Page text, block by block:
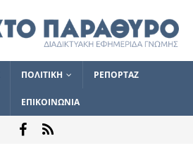
ΠΟΛΙΤΙΚΗ ΡΕΠΟΡΤΑΖ
ΕΠΙΚΟΙΝΩΝΙΑ